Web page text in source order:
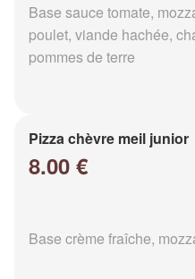
Base sauce tomate,
poulet, viande hachée,
pommes de terre
Pizza chèvre meil junior
8.00 €
Base crème fraîche,